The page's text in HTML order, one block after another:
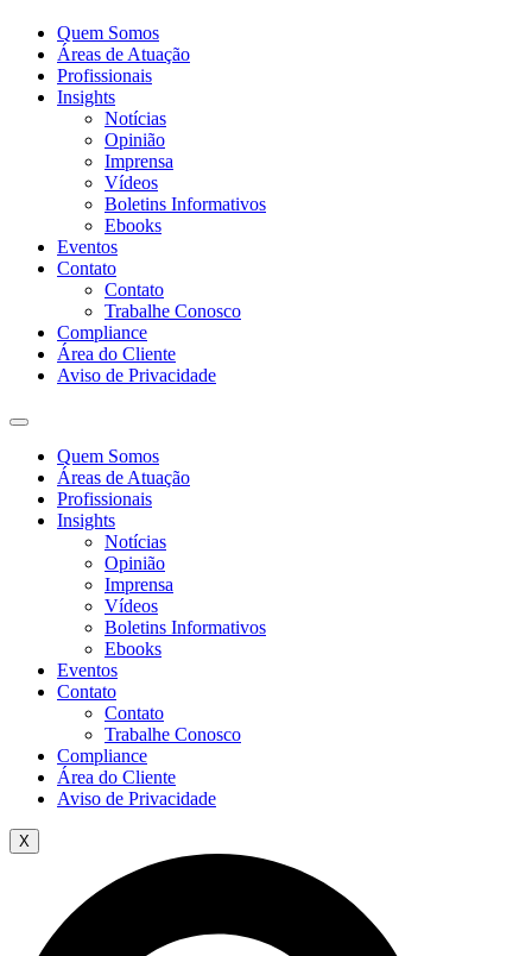
Quem Somos
Áreas de Atuação
Profissionais
Insights
Notícias
Opinião
Imprensa
Vídeos
Boletins Informativos
Ebooks
Eventos
Contato
Contato
Trabalhe Conosco
Compliance
Área do Cliente
Aviso de Privacidade
Quem Somos
Áreas de Atuação
Profissionais
Insights
Notícias
Opinião
Imprensa
Vídeos
Boletins Informativos
Ebooks
Eventos
Contato
Contato
Trabalhe Conosco
Compliance
Área do Cliente
Aviso de Privacidade
X